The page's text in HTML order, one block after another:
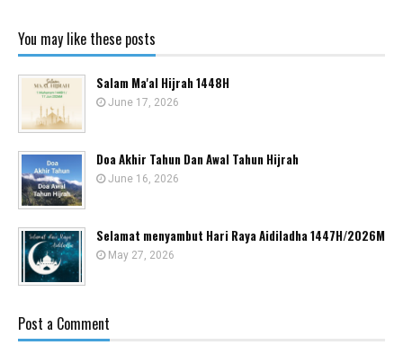
You may like these posts
Salam Ma'al Hijrah 1448H
June 17, 2026
Doa Akhir Tahun Dan Awal Tahun Hijrah
June 16, 2026
Selamat menyambut Hari Raya Aidiladha 1447H/2026M
May 27, 2026
Post a Comment